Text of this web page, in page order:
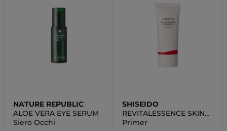
NATURE REPUBLIC
ALOE VERA EYE SERUM
Siero Occhi
SHISEIDO
REVITALESSENCE SKIN
GLOW
Primer